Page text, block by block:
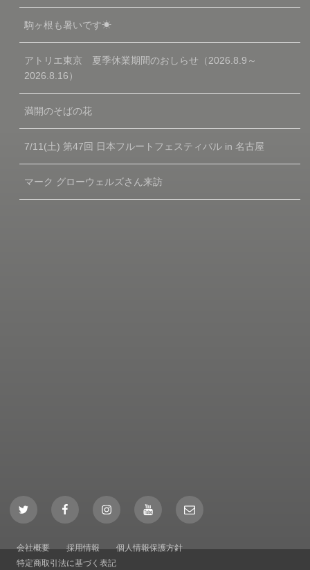
駒ヶ根も暑いです☀
アトリエ東京 夏季休業期間のおしらせ（2026.8.9～
2026.8.16）
満開のそばの花
7/11(土) 第47回 日本フルートフェスティバル in 名古屋
マーク グローウェルズさん来訪
Twitter FacebookInstagramYouTubeMail
会社概要 採用情報
個人情報保護方針
特定商取引法に基づく表記